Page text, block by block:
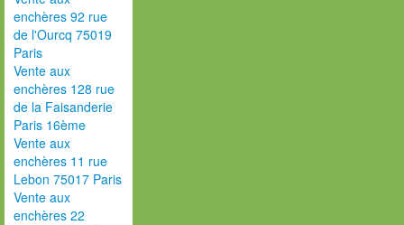
enchères 92 rue
de l'Ourcq 75019
Paris
Vente aux
enchères 128 rue
de la Faisanderie
Paris 16ème
Vente aux
enchères 11 rue
Lebon 75017 Paris
Vente aux
enchères 22